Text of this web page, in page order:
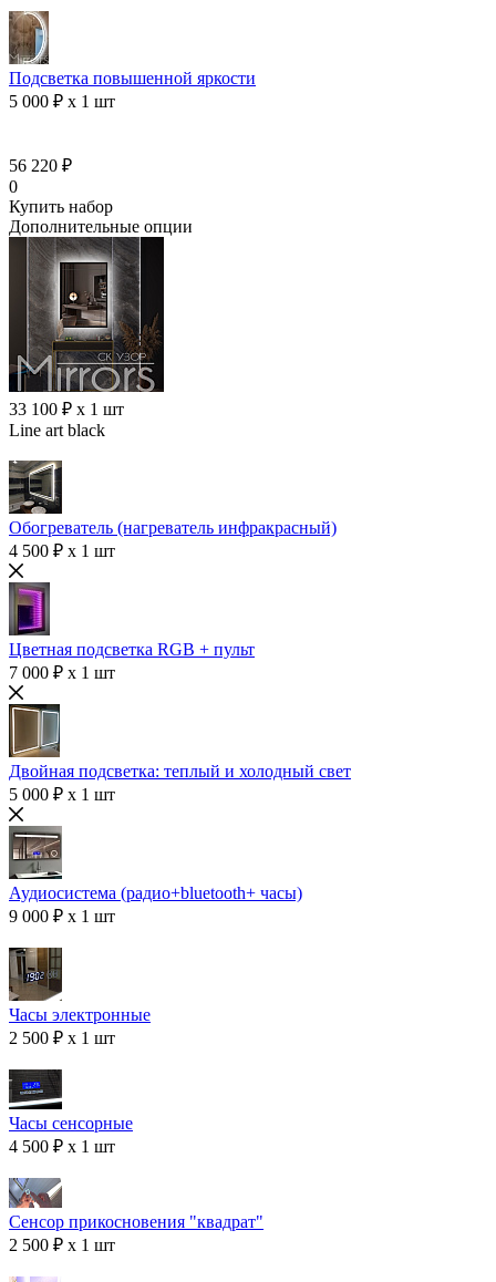
Подсветка повышенной яркости
5 000 ₽ x 1 шт
56 220 ₽
0
Купить набор
Дополнительные опции
33 100 ₽ x 1 шт
Line art black
Обогреватель (нагреватель инфракрасный)
4 500 ₽ x 1 шт
Цветная подсветка RGB + пульт
7 000 ₽ x 1 шт
Двойная подсветка: теплый и холодный свет
5 000 ₽ x 1 шт
Аудиосистема (радио+bluetooth+ часы)
9 000 ₽ x 1 шт
Часы электронные
2 500 ₽ x 1 шт
Часы сенсорные
4 500 ₽ x 1 шт
Сенсор прикосновения "квадрат"
2 500 ₽ x 1 шт